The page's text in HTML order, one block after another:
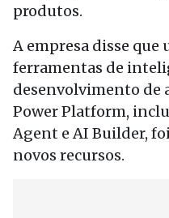
produtos.
A empresa disse que
ferramentas de
desenvolvimento de
Power Platform,
Agent e AI Builder,
novos recursos.